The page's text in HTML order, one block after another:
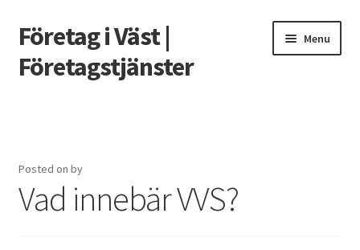
Skip
to
navigation
Skip
to
content
Företag i Väst |
Företagstjänster
Menu
Måste man skatta på utländska casinovinster?
Posted on by
Vad innebär VVS?